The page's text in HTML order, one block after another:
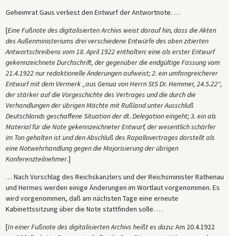
Geheimrat Gaus verliest den Entwurf der Antwortnote. …
[Eine Fußnote des digitalisierten Archivs weist darauf hin, dass die Akten
des Außenministeriums drei verschiedene Entwürfe des oben zitierten
Antwortschreibens vom 18. April 1922 enthalten: eine als erster Entwurf
gekennzeichnete Durchschrift, der gegenüber die endgültige Fassung vom
21.4.1922 nur redaktionelle Änderungen aufweist; 2. ein umfangreicherer
Entwurf mit dem Vermerk „aus Genua von Herrn StS Dr. Hemmer, 24.5.22“,
der stärker auf die Vorgeschichte des Vertrages und die durch die
Verhandlungen der übrigen Mächte mit Rußland unter Ausschluß
Deutschlands geschaffene Situation der dt. Delegation eingeht; 3. ein als
Material für die Note gekennzeichneter Entwurf, der wesentlich schärfer
im Ton gehalten ist und den Abschluß des Rapallovertrages darstellt als
eine Notwehrhandlung gegen die Majorisierung der übrigen
Konferenzteilnehmer.]
… Nach Vorschlag des Reichskanzlers und der Reichsminister Rathenau
und Hermes werden einige Änderungen im Wortlaut vorgenommen. Es
wird vorgenommen, daß am nächsten Tage eine erneute
Kabinettssitzung über die Note stattfinden solle. …
[In einer Fußnote des digitalisierten Archivs heißt es dazu:Am 20.4.1922